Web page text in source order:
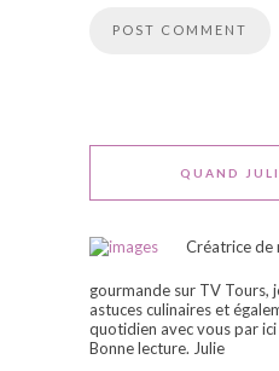
QUAND
Créatrice de
gourmande sur TV Tours,
astuces culinaires et
quotidien avec vous par ici
Bonne lecture. Julie